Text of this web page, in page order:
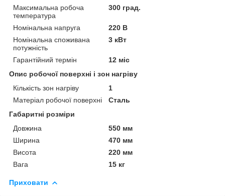
Максимальна робоча
температура
300 град.
Номінальна напруга
220 В
Номінальна споживана
потужність
3 кВт
Гарантійний термін
12 міс
Опис робочої поверхні і зон нагріву
Кількість зон нагріву
1
Матеріал робочої поверхні
Сталь
Габаритні розміри
Довжина
550 мм
Ширина
470 мм
Висота
220 мм
Вага
15 кг
Приховати